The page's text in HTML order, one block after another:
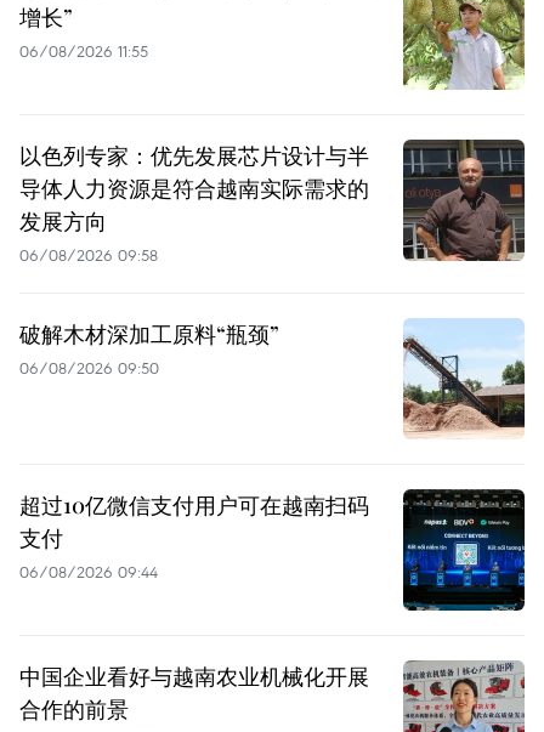
增长”
06/08/2026 11:55
以色列专家：优先发展芯片设计与半
导体人力资源是符合越南实际需求的
发展方向
06/08/2026 09:58
破解木材深加工原料“瓶颈”
06/08/2026 09:50
超过10亿微信支付用户可在越南扫码
支付
06/08/2026 09:44
中国企业看好与越南农业机械化开展
合作的前景